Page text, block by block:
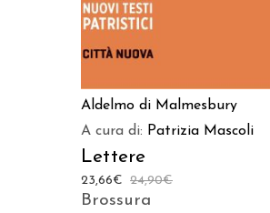
Aldelmo di Malmesbury
A cura di: Patrizia Mascoli
Lettere
24,90€
23,66€
Brossura